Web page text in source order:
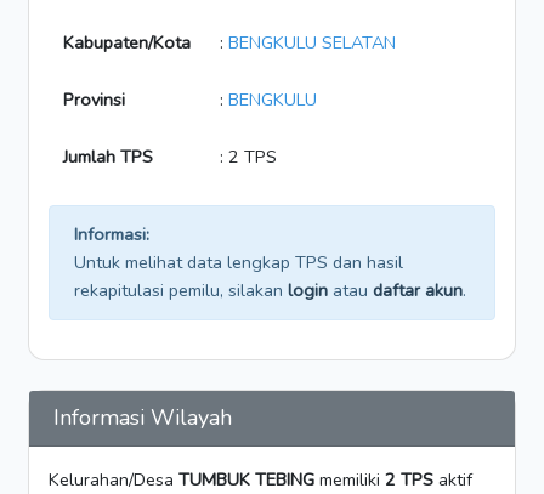
Kabupaten/Kota : BENGKULU SELATAN
Provinsi : BENGKULU
Jumlah TPS : 2 TPS
Informasi:
Untuk melihat data lengkap TPS dan hasil
rekapitulasi pemilu, silakan login atau daftar akun.
Informasi Wilayah
Kelurahan/Desa TUMBUK TEBING memiliki 2 TPS aktif